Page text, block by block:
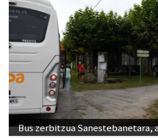
Bus zerbitzua Sanestebanetara,